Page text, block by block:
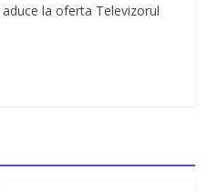
la oferta Televizorul